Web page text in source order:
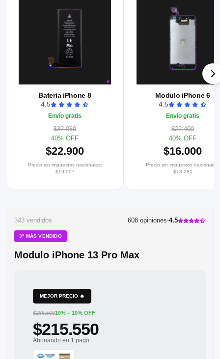
Bateria iPhone 8
4.5
Envío gratis
$32.060
40% OFF
$22.900
Precio sin impuestos nacionales:
$19.007
Modulo iPhone 6
4.5
Envío gratis
$22.400
40% OFF
$16.000
Precio sin impuestos nacionales:
$13.280
343 vendidos 608 opiniones-4.5
3° MÁS VENDIDO
Modulo iPhone 13 Pro Max
MEJOR PRECIO 🔥
$266.50010% + 10% OFF
$215.550
Abonando en 1 pago